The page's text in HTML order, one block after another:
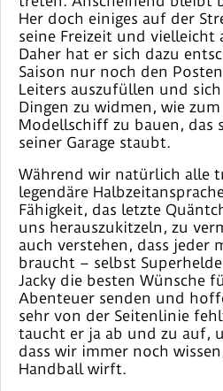
Her doch einiges auf der
seine Freizeit und vielleicht
Daher hat er sich dazu
Saison nur noch den
Leiters auszufüllen und
Dingen zu widmen, wie
Modellschiff zu bauen, das
seiner Garage staubt.
Während wir natürlich alle
legendäre
Fähigkeit, das letzte
uns herauszukitzeln, zu
auch verstehen, dass jeder
braucht – selbst
Jacky die besten Wünsche
Abenteuer senden und
sehr von der Seitenlinie
taucht er ja ab und zu auf,
dass wir immer noch
Handball wirft.